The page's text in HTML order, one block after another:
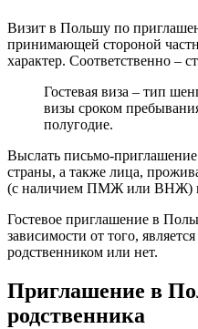
Визит в Польшу по
принимающей стороной
характер. Соответственно –
Гостевая виза – тип
визы сроком
полугодие.
Выслать письмо-
страны, а также лица,
(с наличием ПМЖ или ВНЖ)
Гостевое приглашение в
зависимости от того,
родственником или нет.
Приглашение в
родственника